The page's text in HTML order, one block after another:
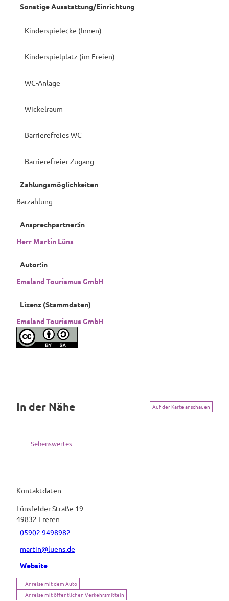
Sonstige Ausstattung/Einrichtung
Kinderspielecke (Innen)
Kinderspielplatz (im Freien)
WC-Anlage
Wickelraum
Barrierefreies WC
Barrierefreier Zugang
Zahlungsmöglichkeiten
Barzahlung
Ansprechpartner:in
Herr Martin Lüns
Autor:in
Emsland Tourismus GmbH
Lizenz (Stammdaten)
Emsland Tourismus GmbH
In der Nähe Auf der Karte anschauen
Sehenswertes
Kontaktdaten
Lünsfelder Straße 19
49832 Freren
05902 9498982
martin@luens.de
Website
Anreise mit dem Auto
Anreise mit öffentlichen Verkehrsmitteln